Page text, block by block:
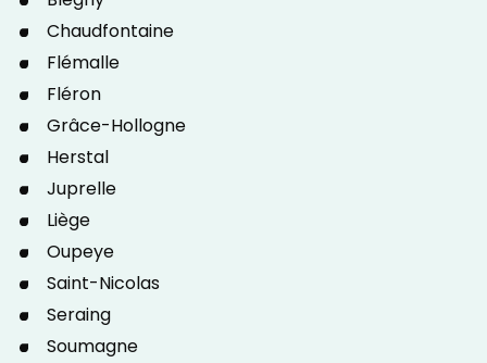
Chaudfontaine
Flémalle
Fléron
Grâce-Hollogne
Herstal
Juprelle
Liège
Oupeye
Saint-Nicolas
Seraing
Soumagne